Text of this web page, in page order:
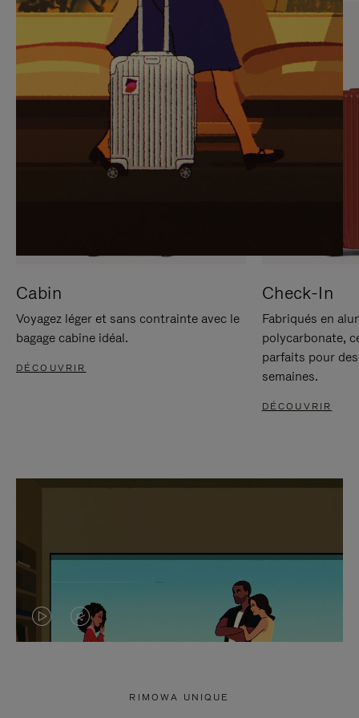
SUR
POUR
METTRE
PAUSE
VEUILLEZ
CLIQUER
POUR
RÉACTIVER
LE
SON
Cabin
Voyagez léger et sans contrainte avec le
bagage cabine idéal.
DÉCOUVRIR
Check-In
Fabriqués en
polycarbonate,
parfaits pour
semaines.
DÉCOUVRIR
LA LE
RIMOWA UNIQUE